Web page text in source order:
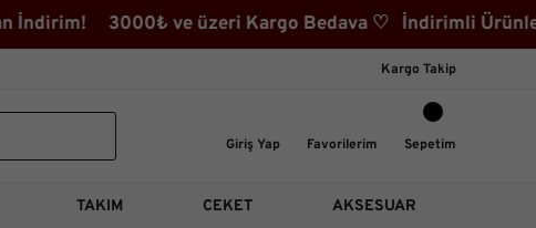
3000₺ ve üzeri Kargo Bedava ♡ İndirimli
Kargo Takip
Giriş Yap Favorilerim Sepetim
TAKIM CEKET AKSESUAR